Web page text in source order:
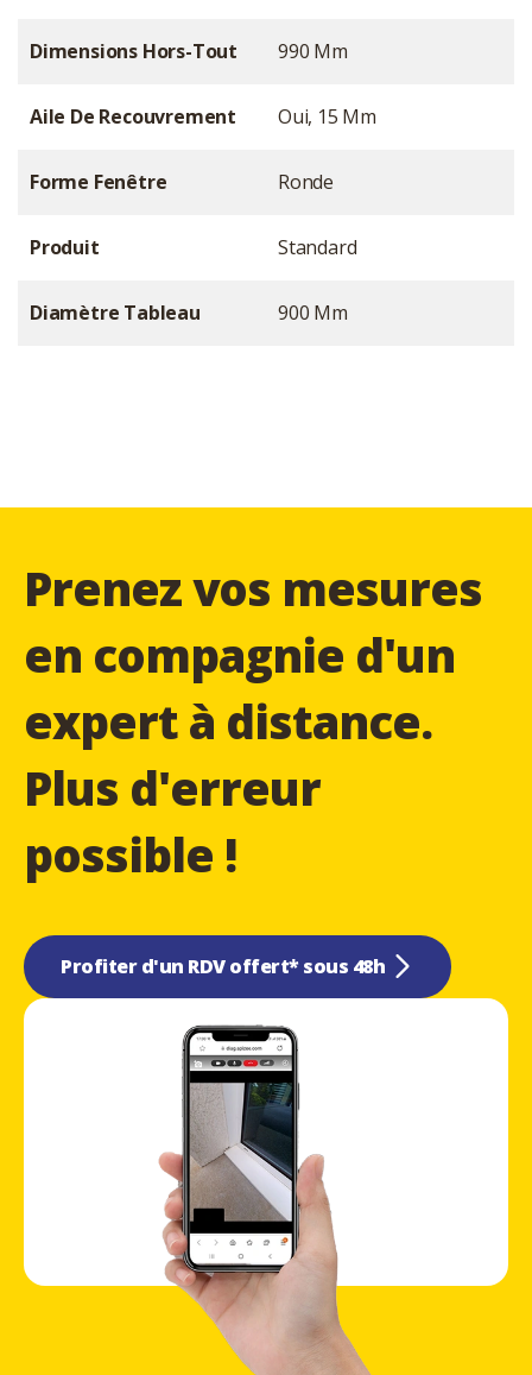
Dimensions Hors-Tout 990 Mm
Aile De Recouvrement Oui, 15 Mm
Forme Fenêtre Ronde
Produit Standard
Diamètre Tableau 900 Mm
Prenez vos mesures
en compagnie d'un
expert à distance.
Plus d'erreur
possible !
Profiter d'un RDV offert* sous 48h